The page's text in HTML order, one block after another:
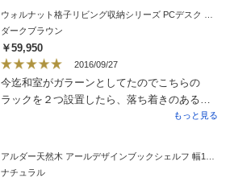
リーズの他の家具 購入も 検討しようと思
います。
ダークブラウン
￥59,950
2016/09/27
今迄和室がガラーンとしてたのでこちらの
ラックを２つ設置したら、落ち着きのある和
室になりました。組み立てではないのでしっ
もっと見る
ナチュラル